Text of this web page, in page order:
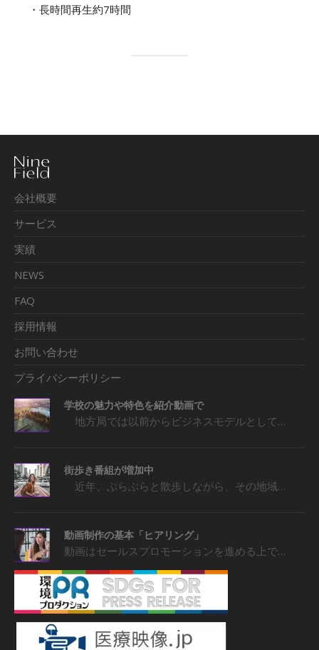
・長時間再生約7時間
会社概要
サービス
実績
NEWS
FAQ
採用情報
お問い合わせ
プライバシーポリシー
学校の魅力や特色を紹介動画で
地方局では以前からビジネスモデルとして…
街歩き番組が増加中
近年、ぶらぶらと散歩しながら、その地域…
動画制作の基本「ヒアリング」
動画はセールスプロモーションを進める上で…